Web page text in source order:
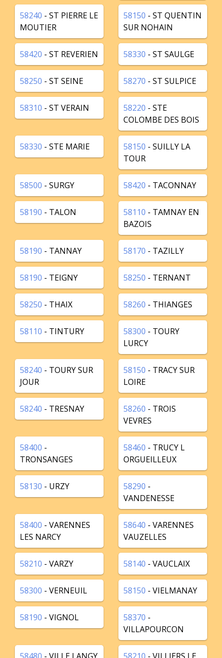
58240 - ST PIERRE LE
MOUTIER
58150 - ST QUENTIN
SUR NOHAIN
58420 - ST REVERIEN 58330 - ST SAULGE
58250 - ST SEINE 58270 - ST SULPICE
58310 - ST VERAIN 58220 - STE
COLOMBE DES BOIS
58330 - STE MARIE 58150 - SUILLY LA
TOUR
58500 - SURGY 58420 - TACONNAY
58190 - TALON 58110 - TAMNAY EN
BAZOIS
58190 - TANNAY 58170 - TAZILLY
58190 - TEIGNY 58250 - TERNANT
58250 - THAIX 58260 - THIANGES
58110 - TINTURY 58300 - TOURY
LURCY
58240 - TOURY SUR
JOUR
58150 - TRACY SUR
LOIRE
58240 - TRESNAY 58260 - TROIS
VEVRES
58400 -
TRONSANGES
58460 - TRUCY L
ORGUEILLEUX
58130 - URZY 58290 -
VANDENESSE
58400 - VARENNES
LES NARCY
58640 - VARENNES
VAUZELLES
58210 - VARZY 58140 - VAUCLAIX
58300 - VERNEUIL 58150 - VIELMANAY
58190 - VIGNOL 58370 -
VILLAPOURCON